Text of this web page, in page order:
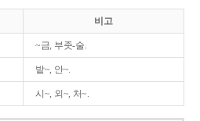
비고
~금, 부좃-술.
밭~, 안~.
시~, 외~, 처~.